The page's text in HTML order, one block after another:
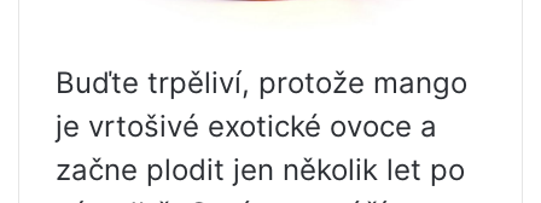
Buďte trpěliví, protože mango
je vrtošivé exotické ovoce a
začne plodit jen několik let po